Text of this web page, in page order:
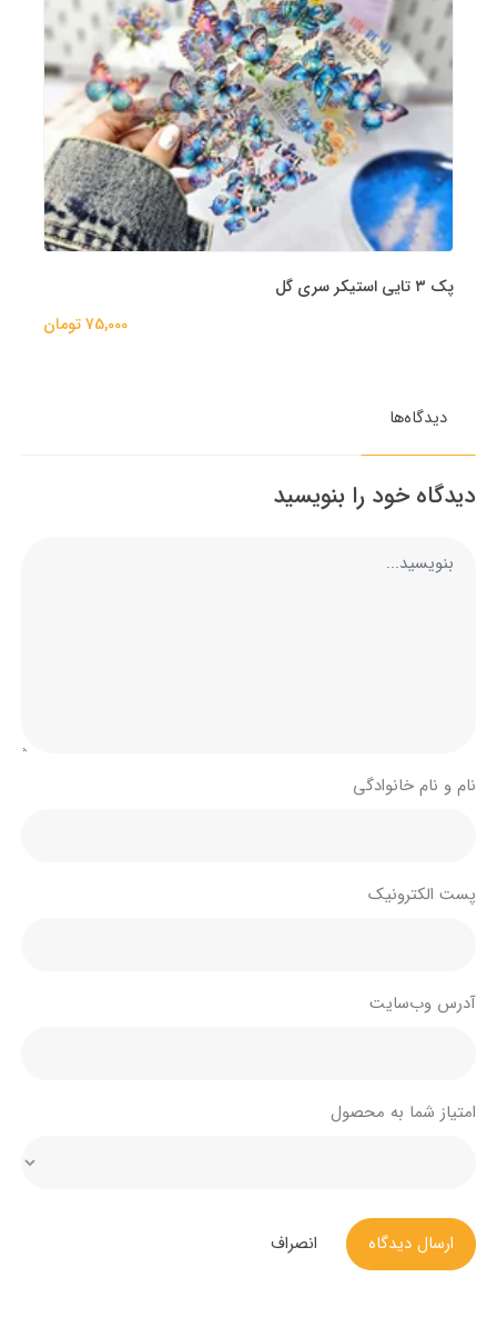
پک ۳ تایی استیکر سری گل
75,000 تومان
دیدگاه‌ها
دیدگاه خود را بنویسید
نام و نام خانوادگی
پست الکترونیک
آدرس وب‌سایت
امتیاز شما به محصول
ارسال دیدگاه انصراف